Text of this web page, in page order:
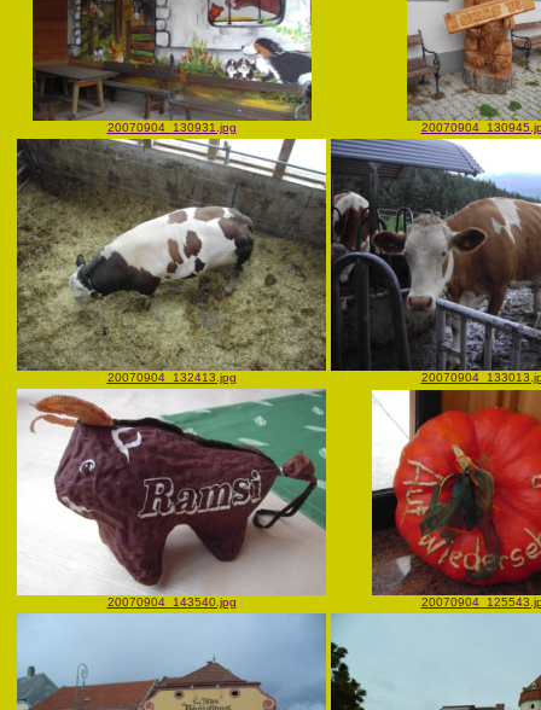
20070904_130931.jpg
20070904_132413.jpg
20070904_143540.jpg